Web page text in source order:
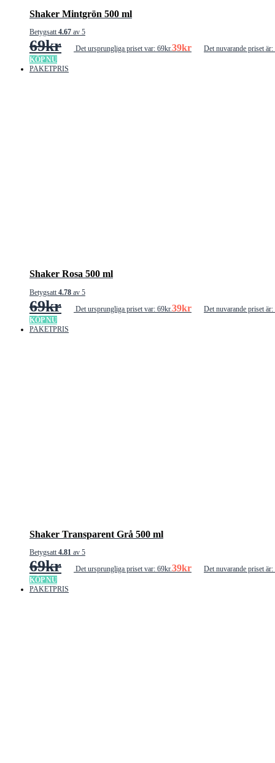
Shaker Mintgrön 500 ml
Betygsatt4.67 av 5
69kr Det ursprungliga priset var: 69kr.39kr
Det nuvarande priset är:
KÖP NU
PAKETPRIS
Shaker Rosa 500 ml
Betygsatt 4.78 av 5
69kr Det ursprungliga priset var: 69kr.39kr
Det nuvarande priset är:
KÖP NU
PAKETPRIS
Shaker Transparent Grå 500 ml
Betygsatt4.81 av 5
69kr Det ursprungliga priset var: 69kr.39kr
Det nuvarande priset är:
KÖP NU
PAKETPRIS